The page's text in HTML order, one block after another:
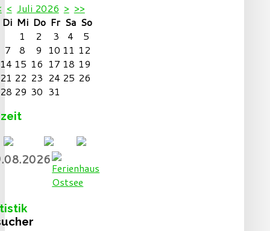
< Juli 2026 > >>
Di Mi Do Fr Sa So
1
2 3 4
5
7
8 9 10 11 12
14 15 16 17 18 19
21 22 23 24 25 26
28 29 30 31